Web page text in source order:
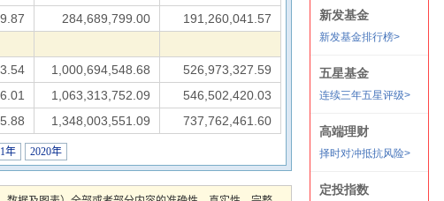
284,689,799.00
191,260,041.57
1,000,694,548.68
526,973,327.59
1,063,313,752.09
546,502,420.03
1,348,003,551.09 737,762,461.60
年 2020年